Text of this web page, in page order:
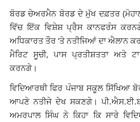
ਬੋਰਡ ਚੇਅਰਮੈਨ ਬੋਰਡ ਦੇ ਮੁੱਖ ਦਫ਼ਤਰ
ਵਿੱਚ ਇੱਕ ਵਿਸ਼ੇਸ਼ ਪ੍ਰੈਸ ਕਾਨਫਰੰਸ
ਅਧਿਕਾਰਤ ਤੌਰ ‘ਤੇ ਨਤੀਜਿਆਂ ਦਾ ਐਲਾਨ
ਮੈਰਿਟ ਸੂਚੀ, ਪਾਸ ਪ੍ਰਤੀਸ਼ਤਤਾ ਅਤੇ
ਕਰਨਗੇ।
ਵਿਦਿਆਰਥੀ ਫਿਰ ਪੰਜਾਬ ਸਕੂਲ ਸਿੱਖਿਆ
ਆਪਣੇ ਨਤੀਜੇ ਦੇਖ ਸਕਣਗੇ।
ਅਮਰਪਾਲ ਸਿੰਘ ਨੇ ਕਿਹਾ ਕਿ ਸਾਰੇ